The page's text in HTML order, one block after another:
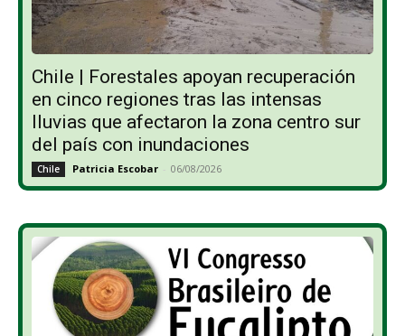
Chile | Forestales apoyan recuperación
en cinco regiones tras las intensas
lluvias que afectaron la zona centro sur
del país con inundaciones
Chile Patricia Escobar - 06/08/2026